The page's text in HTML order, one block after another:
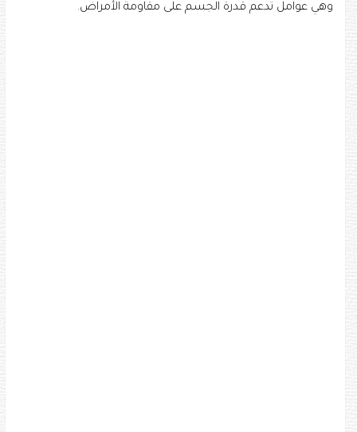
وهي عوامل تدعم قدرة الجسم على مقاومة الأمراض.